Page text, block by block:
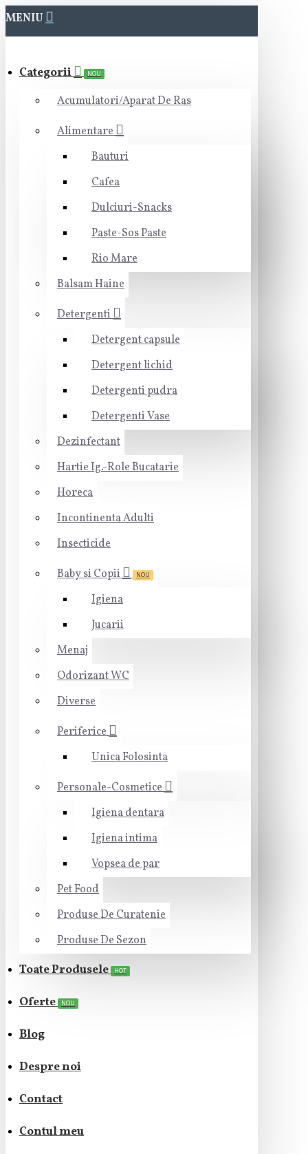
MENIU
Categorii NOU
Acumulatori/Aparat De Ras
Alimentare
Bauturi
Cafea
Dulciuri-Snacks
Paste-Sos Paste
Rio Mare
Balsam Haine
Detergenti
Detergent capsule
Detergent lichid
Detergenti pudra
Detergenti Vase
Dezinfectant
Hartie Ig.-Role Bucatarie
Horeca
Incontinenta Adulti
Insecticide
Baby si Copii
NOU
Igiena
Jucarii
Menaj
Odorizant WC
Diverse
Periferice
Unica Folosinta
Personale-Cosmetice
Igiena dentara
Igiena intima
Vopsea de par
Pet Food
Produse De Curatenie
Produse De Sezon
Toate Produsele HOT
Oferte NOU
Blog
Despre noi
Contact
Contul meu